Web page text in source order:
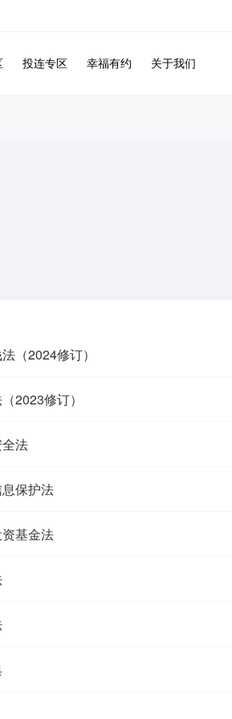
投连专区 幸福有约 关于我们
（2024修订）
2023修订）
法
保护法
基金法